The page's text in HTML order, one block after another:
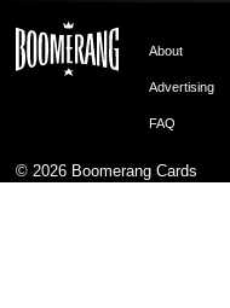
About
Advertising
FAQ
© 2026 Boomerang Cards